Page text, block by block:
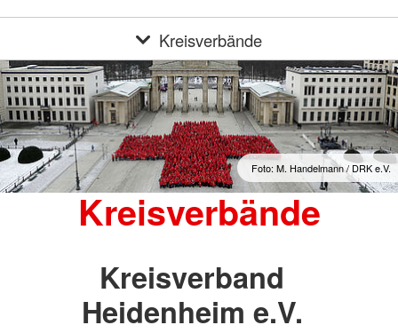
Kreisverbände
Foto: M. Handelmann / DRK e.V.
Kreisverbände
Kreisverband
Heidenheim e.V.